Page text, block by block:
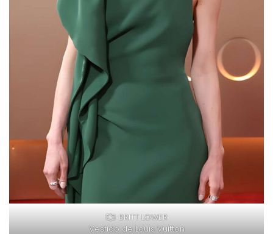
BRITT LOWER
Vestido de Louis Vuitton